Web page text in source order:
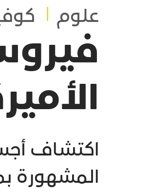
علوم
المشهورة